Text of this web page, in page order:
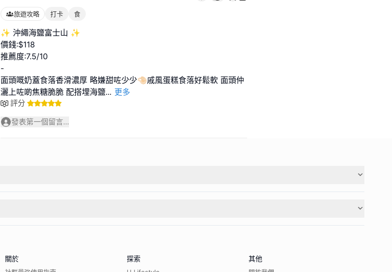
旅遊攻略 打卡 食
✨ 沖繩海鹽富士山 ✨
價錢:$118
推薦度:7.5/10
-
面頭嘅奶蓋食落香滑濃厚 略嫌甜咗少少🤏🏻戚風蛋糕食落好鬆軟 面頭仲
灑上咗啲焦糖脆脆 配搭埋海鹽... 更多
評分
發表第一個留言...
關於 探索 其他